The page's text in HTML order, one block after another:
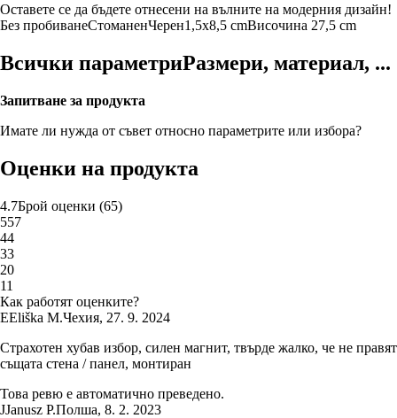
Оставете се да бъдете отнесени на вълните на модерния дизайн!
Без пробиванеСтоманенЧерен1,5x8,5 cmВисочина 27,5 cm
Всички параметриРазмери, материал, ...
Запитване за продукта
Имате ли нужда от съвет относно параметрите или избора?
Оценки на продукта
4.7Брой оценки (65)
557
44
33
20
11
Как работят оценките?
EEliška M.Чехия, 27. 9. 2024
Страхотен хубав избор, силен магнит, твърде жалко, че не правят
същата стена / панел, монтиран
Това ревю е автоматично преведено.
JJanusz P.Полша, 8. 2. 2023